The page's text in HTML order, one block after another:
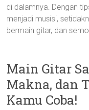
di dalamnya. Dengan
menjadi musisi,
bermain gitar, dan
Main Gitar
Makna, dan
Kamu Coba!